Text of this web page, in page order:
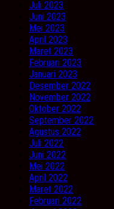
Juli 2023
Juni 2023
Mei 2023
April 2023
Maret 2023
Februari 2023
Januari 2023
Desember 2022
November 2022
Oktober 2022
September 2022
Agustus 2022
Juli 2022
Juni 2022
Mei 2022
April 2022
Maret 2022
Februari 2022